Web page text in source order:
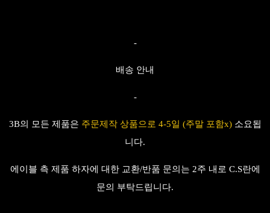
-
배송 안내
-
3B의 모든 제품은 주문제작 상품으로 4-5일 (주말 포함x)소요됩
니다.
에이블 측 제품 하자에 대한 교환/반품 문의는 2주 내로 C.S란에
문의 부탁드립니다.